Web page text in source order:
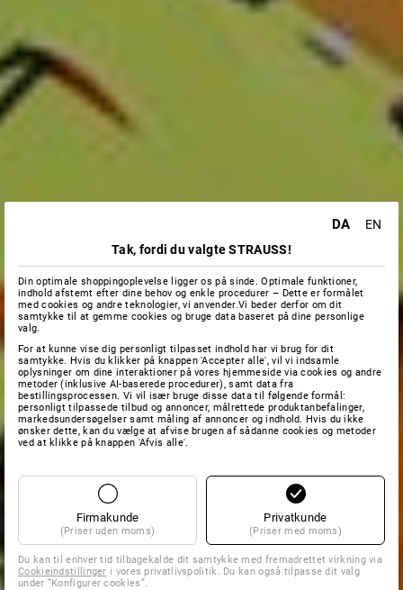
DA
EN
Tak, fordi du valgte STRAUSS!
Din optimale shoppingoplevelse ligger os på sinde. Optimale funktioner,
indhold afstemt efter dine behov og enkle procedurer – Dette er formålet
med cookies og andre teknologier, vi anvender.Vi beder derfor om dit
samtykke til at gemme cookies og bruge data baseret på dine personlige
valg.
For at kunne vise dig personligt tilpasset indhold har vi brug for dit
samtykke. Hvis du klikker på knappen 'Accepter alle', vil vi indsamle
oplysninger om dine interaktioner på vores hjemmeside via cookies og andre
metoder (inklusive AI-baserede procedurer), samt data fra
bestillingsprocessen. Vi vil især bruge disse data til følgende formål:
personligt tilpassede tilbud og annoncer, målrettede produktanbefalinger,
markedsundersøgelser samt måling af annoncer og indhold. Hvis du ikke
ønsker dette, kan du vælge at afvise brugen af sådanne cookies og metoder
ved at klikke på knappen 'Afvis alle'.
Firmakunde
(Priser uden moms)
Privatkunde
(Priser med moms)
Du kan til enhver tid tilbagekalde dit samtykke med fremadrettet virkning via
Cookieindstillinger i vores privatlivspolitik. Du kan også tilpasse dit valg
under ”Konfigurer cookies”.